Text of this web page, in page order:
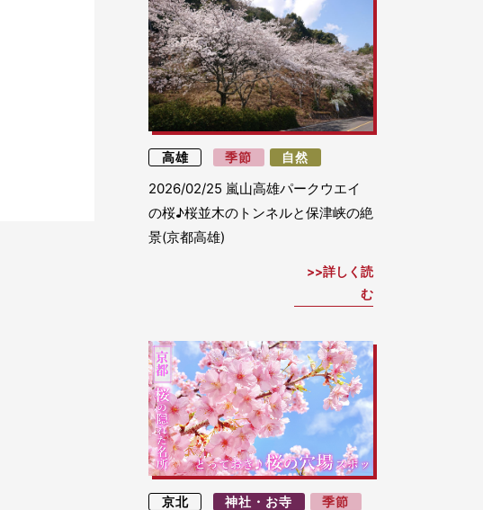
高雄 季節 自然
2026/02/25 嵐山高雄パークウエイ
の桜♪桜並木のトンネルと保津峡の絶
景(京都高雄)
詳しく読
む
京北 神社・お寺 季節